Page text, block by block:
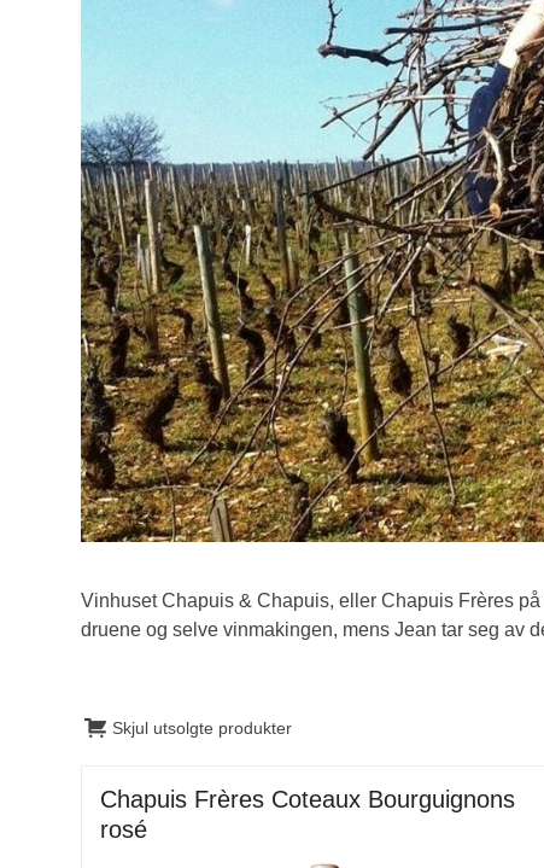
Vinhuset Chapuis & Chapuis, eller Chapuis Frères
druene og selve vinmakingen, mens Jean tar seg av
Skjul utsolgte produkter
Chapuis Frères Coteaux Bourguignons
rosé